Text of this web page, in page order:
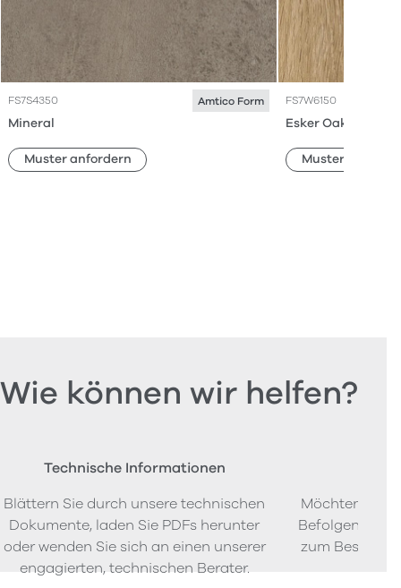
FS7S4350 Amtico Form
Mineral
Muster anfordern
FS7W6150
Esker Oak
Muster
Wie können wir helfen?
Technische Informationen
Blättern Sie durch unsere technischen
Dokumente, laden Sie PDFs herunter
oder wenden Sie sich an einen unserer
engagierten, technischen Berater.
Möchten Sie
Befolgen Sie
zum